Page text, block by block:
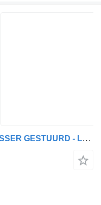
System Trailers OP-65-YR - 2 ASSER GESTUURD - LPRS18